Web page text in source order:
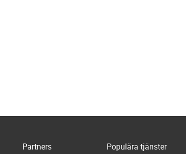
Partners Populära tjänster